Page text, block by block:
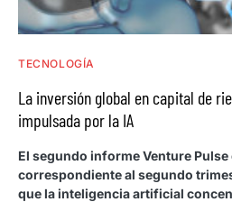
TECNOLOGÍA
La inversión global en capital de
impulsada por la IA
El segundo informe Venture Pulse
correspondiente al segundo
que la inteligencia artificial